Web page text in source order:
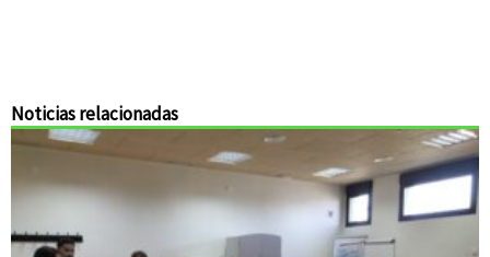
Noticias relacionadas